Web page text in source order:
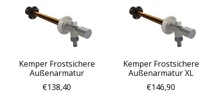
Kemper Frostsichere
Außenarmatur
€138,40
Kemper Frostsichere
Außenarmatur XL
€146,90